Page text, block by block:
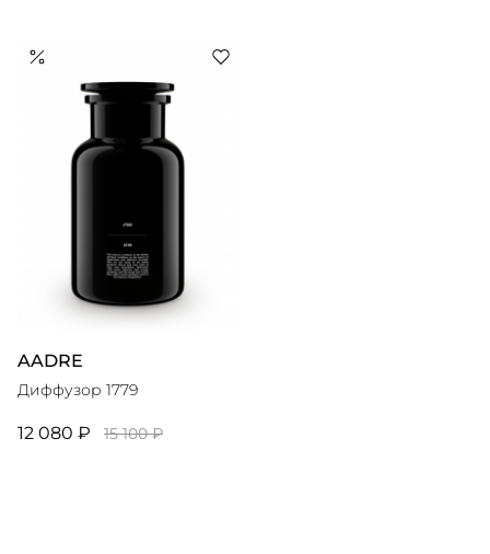
AADRE
Диффузор 1779
12 080 ₽ 15 100 ₽